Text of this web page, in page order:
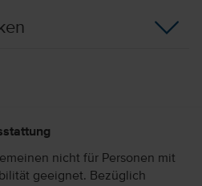
nicht für Personen mit
geeignet. Bezüglich